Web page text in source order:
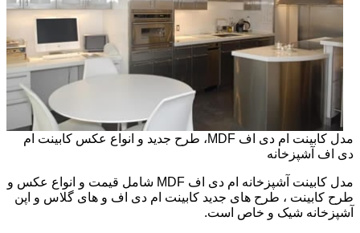
مدل کابینت ام دی اف MDF، طرح جدید و انواع عکس کابینت ام
دی اف آشپزخانه
مدل کابینت آشپزخانه ام دی اف MDF شامل قیمت و انواع عکس و
طرح کابینت ، طرح های جدید کابینت ام دی اف و های گلاس و اپن
آشپزخانه شیک و خاص است.